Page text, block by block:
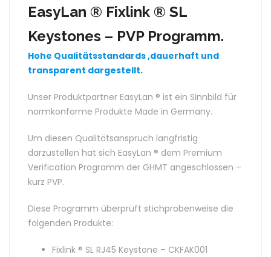
EasyLan ® Fixlink ® SL
Keystones – PVP Programm.
Hohe Qualitätsstandards ,dauerhaft und
transparent dargestellt.
Unser Produktpartner EasyLan ® ist ein Sinnbild für
normkonforme Produkte Made in Germany.
Um diesen Qualitätsanspruch langfristig
darzustellen hat sich EasyLan ® dem Premium
Verification Programm der GHMT angeschlossen –
kurz PVP.
Diese Programm überprüft stichprobenweise die
folgenden Produkte:
Fixlink ® SL RJ45 Keystone – CKFAK001